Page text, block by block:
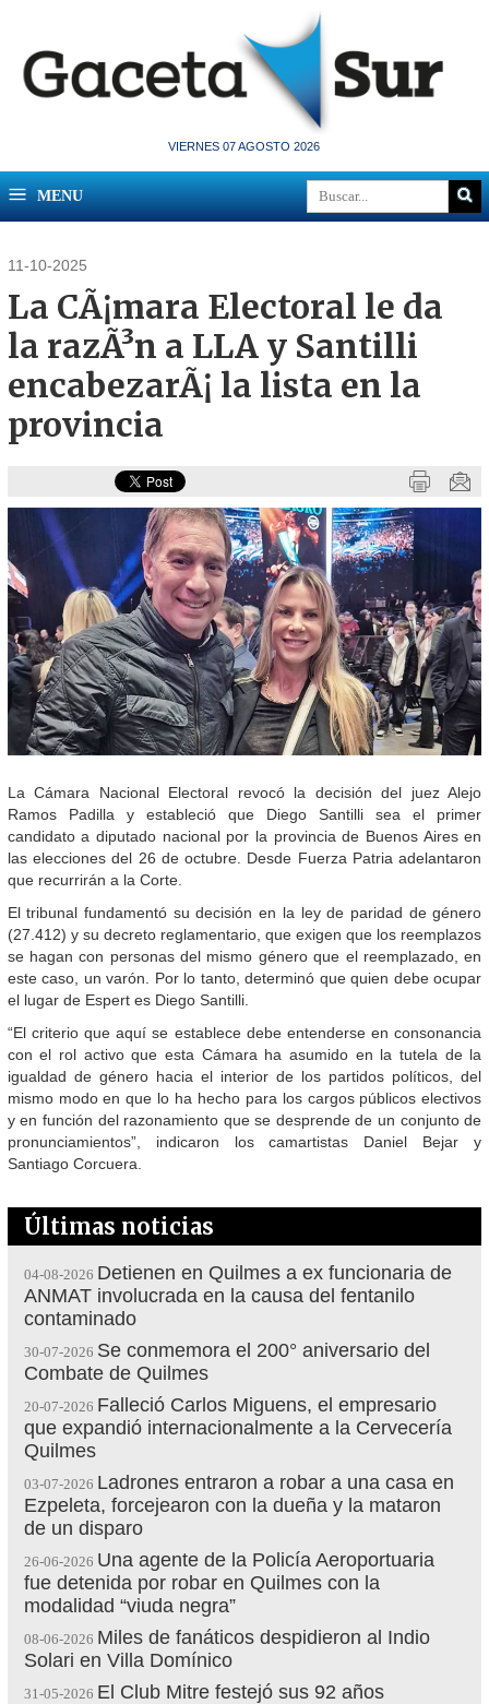
VIERNES 07 AGOSTO 2026
MENU
11-10-2025
La CÃ¡mara Electoral le da
la razÃ³n a LLA y Santilli
encabezarÃ¡ la lista en la
provincia
La Cámara Nacional Electoral revocó la decisión del juez Alejo
Ramos Padilla y estableció que Diego Santilli sea el primer
candidato a diputado nacional por la provincia de Buenos Aires en
las elecciones del 26 de octubre. Desde Fuerza Patria adelantaron
que recurrirán a la Corte.
El tribunal fundamentó su decisión en la ley de paridad de género
(27.412) y su decreto reglamentario, que exigen que los reemplazos
se hagan con personas del mismo género que el reemplazado, en
este caso, un varón. Por lo tanto, determinó que quien debe ocupar
el lugar de Espert es Diego Santilli.
“El criterio que aquí se establece debe entenderse en consonancia
con el rol activo que esta Cámara ha asumido en la tutela de la
igualdad de género hacia el interior de los partidos políticos, del
mismo modo en que lo ha hecho para los cargos públicos electivos
y en función del razonamiento que se desprende de un conjunto de
pronunciamientos”, indicaron los camartistas Daniel Bejar y
Santiago Corcuera.
Últimas noticias
04-08-2026 Detienen en Quilmes a ex funcionaria de
ANMAT involucrada en la causa del fentanilo
contaminado
30-07-2026 Se conmemora el 200° aniversario del
Combate de Quilmes
20-07-2026 Falleció Carlos Miguens, el empresario
que expandió internacionalmente a la Cervecería
Quilmes
03-07-2026 Ladrones entraron a robar a una casa en
Ezpeleta, forcejearon con la dueña y la mataron
de un disparo
26-06-2026 Una agente de la Policía Aeroportuaria
fue detenida por robar en Quilmes con la
modalidad “viuda negra”
08-06-2026 Miles de fanáticos despidieron al Indio
Solari en Villa Domínico
31-05-2026 El Club Mitre festejó sus 92 años